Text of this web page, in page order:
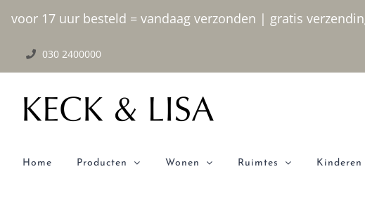
voor 17 uur besteld = vandaag verzonden | gratis
inhoud
030 2400000
Home Producten Wonen Ruimtes Kinderen